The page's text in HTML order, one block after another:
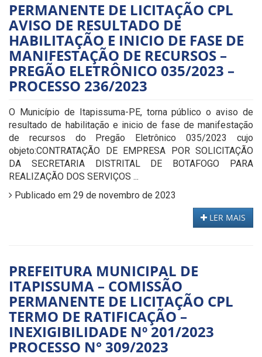
PERMANENTE DE LICITAÇÃO CPL
AVISO DE RESULTADO DE
HABILITAÇÃO E INICIO DE FASE DE
MANIFESTAÇÃO DE RECURSOS –
PREGÃO ELETRÔNICO 035/2023 –
PROCESSO 236/2023
O Município de Itapissuma-PE, torna público o aviso de
resultado de habilitação e inicio de fase de manifestação
de recursos do Pregão Eletrônico 035/2023 cujo
objeto:CONTRATAÇÃO DE EMPRESA POR SOLICITAÇÃO
DA SECRETARIA DISTRITAL DE BOTAFOGO PARA
REALIZAÇÃO DOS SERVIÇOS ...
Publicado em 29 de novembro de 2023
LER MAIS
PREFEITURA MUNICIPAL DE
ITAPISSUMA – COMISSÃO
PERMANENTE DE LICITAÇÃO CPL
TERMO DE RATIFICAÇÃO –
INEXIGIBILIDADE Nº 201/2023
PROCESSO N° 309/2023